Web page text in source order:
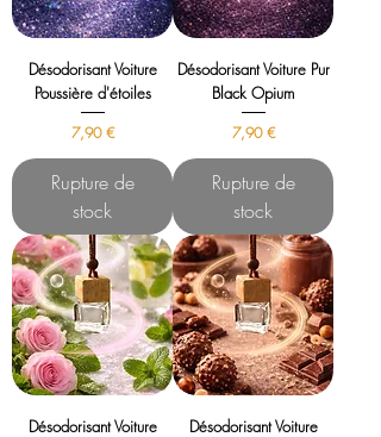
Désodorisant Voiture
Poussière d'étoiles
Prix
7,90 €
Rupture de
stock
Désodorisant Voiture Pur
Black Opium
Prix
7,90 €
Rupture de
stock
Désodorisant Voiture
Désodorisant Voiture